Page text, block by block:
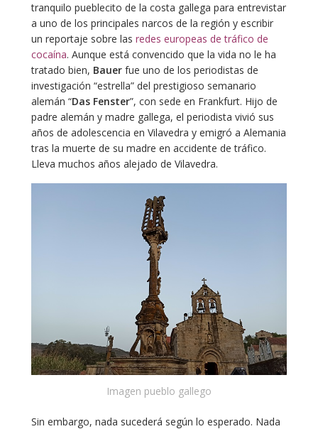
tranquilo pueblecito de la costa gallega para entrevistar
a uno de los principales narcos de la región y escribir
un reportaje sobre las redes europeas de tráfico de
cocaína. Aunque está convencido que la vida no le ha
tratado bien, Bauerfue uno de los periodistas de
investigación “estrella” del prestigioso semanario
alemán “Das Fenster”, con sede en Frankfurt. Hijo de
padre alemán y madre gallega, el periodista vivió sus
años de adolescencia en Vilavedra y emigró a Alemania
tras la muerte de su madre en accidente de tráfico.
Lleva muchos años alejado de Vilavedra.
Imagen pueblo gallego
Sin embargo, nada sucederá según lo esperado. Nada